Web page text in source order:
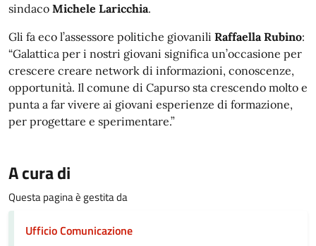
sindaco Michele Laricchia.
Gli fa eco l’assessore politiche giovanili Raffaella Rubino:
“Galattica per i nostri giovani significa un’occasione per
crescere creare network di informazioni, conoscenze,
opportunità. Il comune di Capurso sta crescendo molto e
punta a far vivere ai giovani esperienze di formazione,
per progettare e sperimentare.”
A cura di
Questa pagina è gestita da
Ufficio Comunicazione